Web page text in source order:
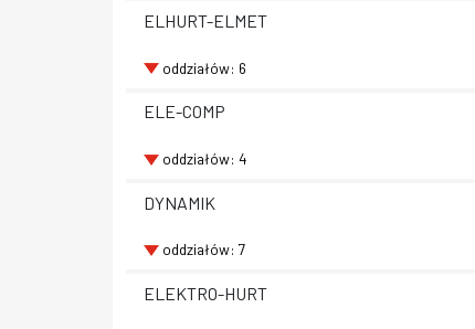
ELHURT-ELMET
oddziałów: 6
ELE-COMP
oddziałów: 4
DYNAMIK
oddziałów: 7
ELEKTRO-HURT